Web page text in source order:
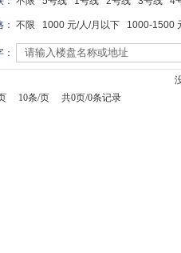
不限 1000 元/人/月以下 1000-1500
：
10条/页 共0页/0条记录